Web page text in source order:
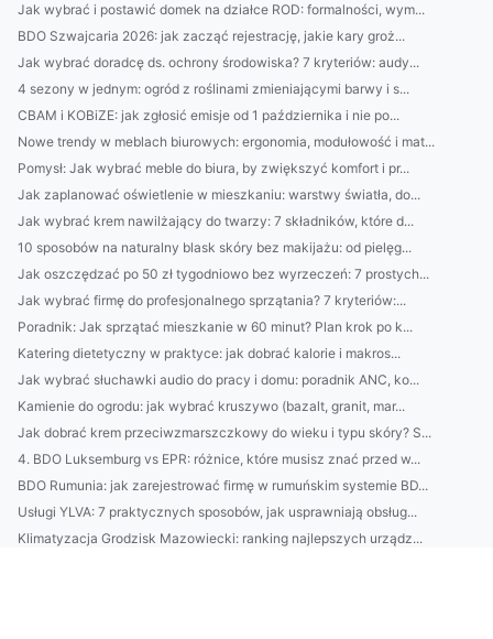
Jak wybrać i postawić domek na działce ROD: formalności, wym...
BDO Szwajcaria 2026: jak zacząć rejestrację, jakie kary groż...
Jak wybrać doradcę ds. ochrony środowiska? 7 kryteriów: audy...
4 sezony w jednym: ogród z roślinami zmieniającymi barwy i s...
CBAM i KOBiZE: jak zgłosić emisje od 1 października i nie po...
Nowe trendy w meblach biurowych: ergonomia, modułowość i mat...
Pomysł: Jak wybrać meble do biura, by zwiększyć komfort i pr...
Jak zaplanować oświetlenie w mieszkaniu: warstwy światła, do...
Jak wybrać krem nawilżający do twarzy: 7 składników, które d...
10 sposobów na naturalny blask skóry bez makijażu: od pielęg...
Jak oszczędzać po 50 zł tygodniowo bez wyrzeczeń: 7 prostych...
Jak wybrać firmę do profesjonalnego sprzątania? 7 kryteriów:...
Poradnik: Jak sprzątać mieszkanie w 60 minut? Plan krok po k...
Katering dietetyczny w praktyce: jak dobrać kalorie i makros...
Jak wybrać słuchawki audio do pracy i domu: poradnik ANC, ko...
Kamienie do ogrodu: jak wybrać kruszywo (bazalt, granit, mar...
Jak dobrać krem przeciwzmarszczkowy do wieku i typu skóry? S...
4. BDO Luksemburg vs EPR: różnice, które musisz znać przed w...
BDO Rumunia: jak zarejestrować firmę w rumuńskim systemie BD...
Usługi YLVA: 7 praktycznych sposobów, jak usprawniają obsług...
Klimatyzacja Grodzisk Mazowiecki: ranking najlepszych urządz...